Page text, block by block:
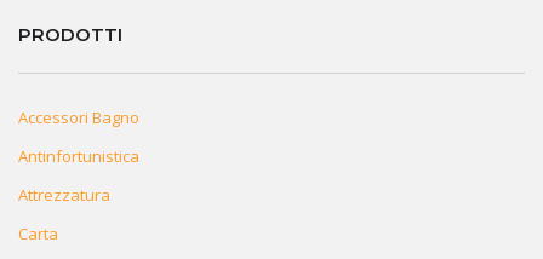
PRODOTTI
Accessori Bagno
Antinfortunistica
Attrezzatura
Carta